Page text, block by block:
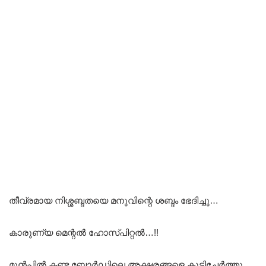
തീവ്രമായ നിശ്ശബ്ദതയെ മനുവിന്റെ ശബ്ദം ഭേദിച്ചു…
കാരുണ്യ മെന്റൽ ഹോസ്പിറ്റൽ…!!